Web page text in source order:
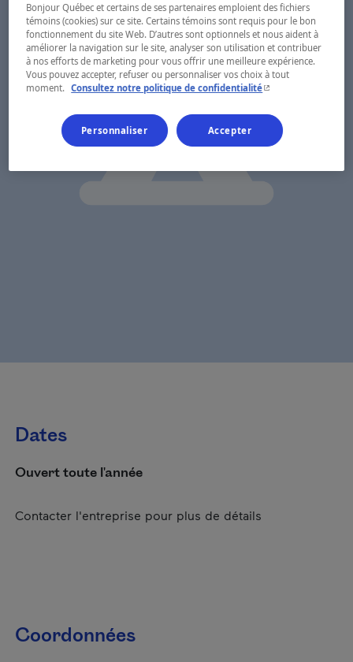
Dates
Ouvert toute l'année
Contacter l'entreprise pour plus de détails
Coordonnées
Bonjour Québec et certains de ses partenaires emploient des fichiers
témoins (cookies) sur ce site. Certains témoins sont requis pour le bon
fonctionnement du site Web. D’autres sont optionnels et nous aident à
améliorer la navigation sur le site, analyser son utilisation et contribuer
à nos efforts de marketing pour vous offrir une meilleure expérience.
Vous pouvez accepter, refuser ou personnaliser vos choix à tout
moment.
Consultez notre politique de confidentialité- Cet hyperlien
Personnaliser Accepter